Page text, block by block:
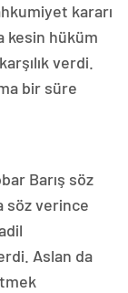
kararı
kesin hüküm
verdi.
bir süre
Barış söz
söz verince
Aslan da